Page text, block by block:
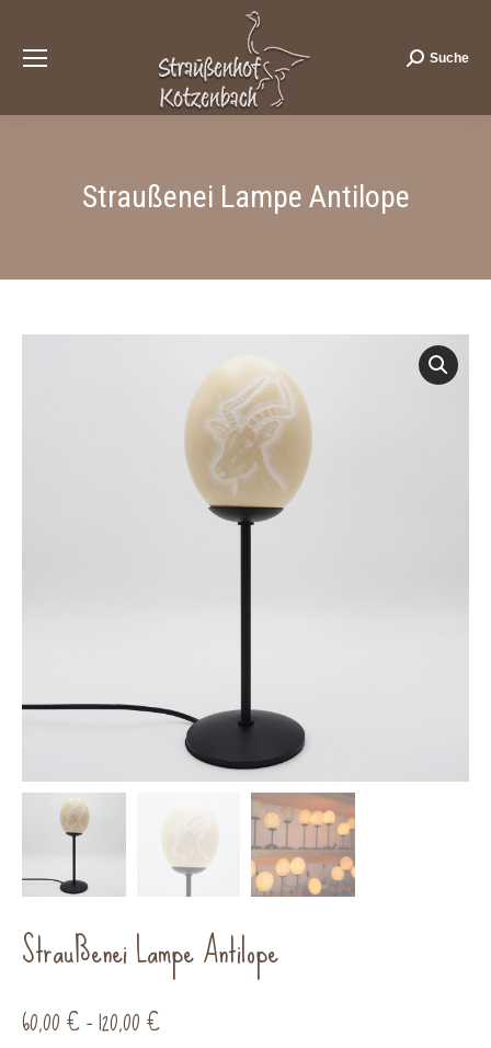
Search:
Suche
Straußenei Lampe Antilope
Straußenei Lampe Antilope
60,00€–120,00€